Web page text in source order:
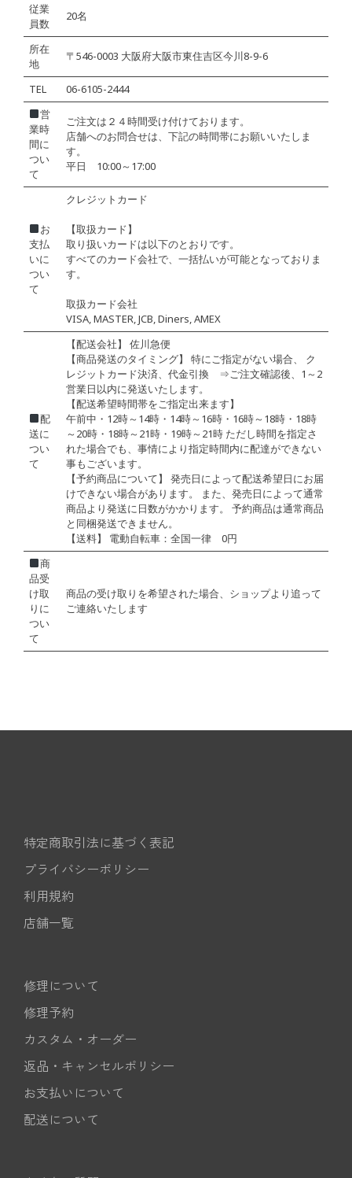
従業
員数
20名
所在
地
〒546-0003 大阪府大阪市東住吉区今川8-9-6
TEL
06-6105-2444
営
業時
間に
つい
て
ご注文は２４時間受け付けております。
店舗へのお問合せは、下記の時間帯にお願いいたしま
す。
平日 10:00～17:00
お
支払
いに
つい
て
クレジットカード
【取扱カード】
取り扱いカードは以下のとおりです。
すべてのカード会社で、一括払いが可能となっておりま
す。
取扱カード会社
VISA, MASTER, JCB, Diners, AMEX
配
送に
つい
て
【配送会社】 佐川急便
【商品発送のタイミング】 特にご指定がない場合、 ク
レジットカード決済、代金引換 ⇒ご注文確認後、1～2
営業日以内に発送いたします。
【配送希望時間帯をご指定出来ます】
午前中・12時～14時・14時～16時・16時～18時・18時
～20時・18時～21時・19時～21時 ただし時間を指定さ
れた場合でも、事情により指定時間内に配達ができない
事もございます。
【予約商品について】 発売日によって配送希望日にお届
けできない場合があります。 また、発売日によって通常
商品より発送に日数がかかります。 予約商品は通常商品
と同梱発送できません。
【送料】 電動自転車：全国一律 0円
商
品受
け取
りに
つい
て
商品の受け取りを希望された場合、ショップより追って
ご連絡いたします
特定商取引法に基づく表記
プライバシーポリシー
利用規約
店舗一覧
修理について
修理予約
カスタム・オーダー
返品・キャンセルポリシー
お支払いについて
配送について